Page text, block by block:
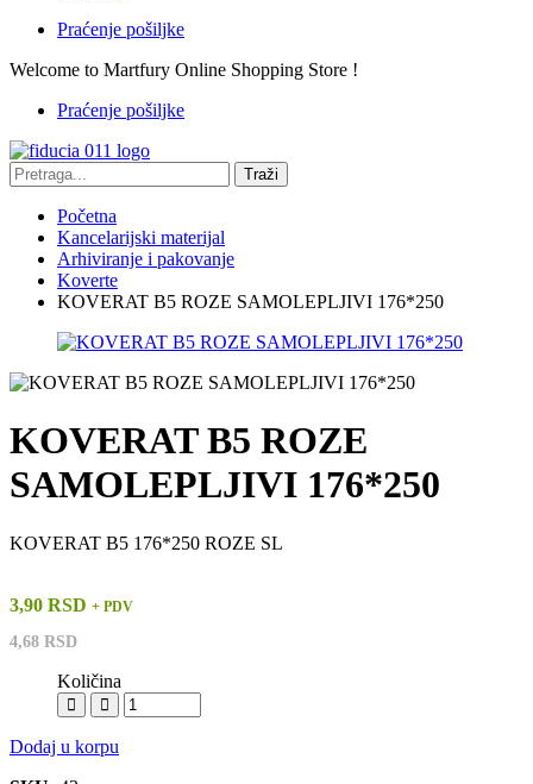
Praćenje pošiljke
Welcome to Martfury Online Shopping Store !
Praćenje pošiljke
Traži
Početna
Kancelarijski materijal
Arhiviranje i pakovanje
Koverte
KOVERAT B5 ROZE SAMOLEPLJIVI 176*250
KOVERAT B5 ROZE
SAMOLEPLJIVI 176*250
KOVERAT B5 176*250 ROZE SL
3,90 RSD + PDV
4,68 RSD
Količina
Dodaj u korpu